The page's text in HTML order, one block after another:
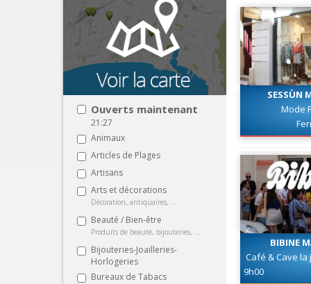
Ouverts maintenant
21:27
Animaux
Articles de Plages
Artisans
Arts et décorations
Décoration, antiquaires, ...
Beauté / Bien-être
Produits de beauté, bijouteries, ...
Bijouteries-Joailleries-
Horlogeries
Bureaux de Tabacs
SESSÙN
Mode
BIBINE
Café & Cave
9h00